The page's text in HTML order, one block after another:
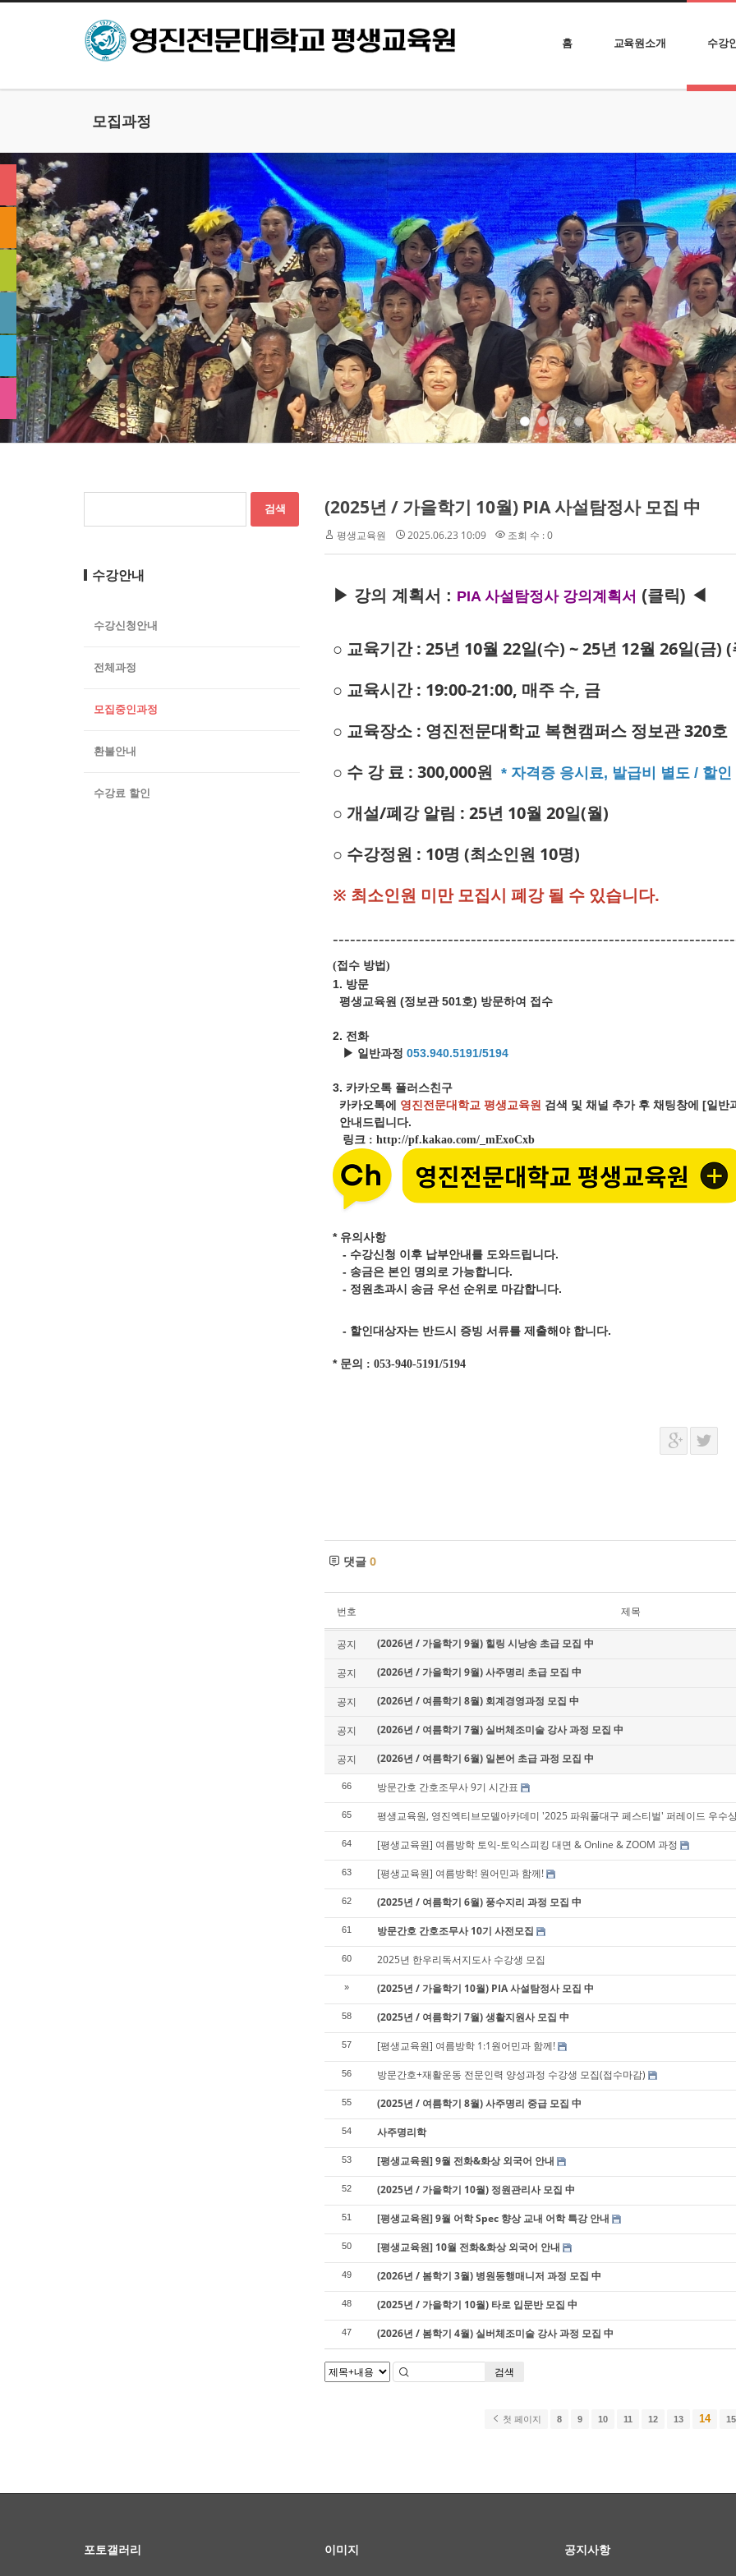
홈 교육원소개 수강
모집과정
(2025년 / 가을학기 10월) PIA 사설탐정사 모집 中
평생교육원 2025.06.23 10:09 조회 수 : 0
▶ 강의 계획서 : PIA 사설탐정사 강의계획서 (클릭) ◀
○ 교육기간: 25년 10월 22일(수) ~ 25년 12월 26일(금)
○ 교육시간 : 19:00-21:00, 매주 수, 금
○ 교육장소 : 영진전문대학교 복현캠퍼스 정보관 320호
○ 수 강 료 : 300,000원 * 자격증 응시료, 발급비 별도 / 할인
○ 개설/폐강 알림 : 25년 10월 20일(월)
○ 수강정원 : 10명 (최소인원 10명)
※ 최소인원 미만 모집시 폐강 될 수 있습니다.
(접수 방법 )
1. 방문
평생교육원 (정보관 501호) 방문하여 접수
2. 전화
▶ 일반과정 053.940.5191/5194
3. 카카오톡 플러스친구
카카오톡에 영진전문대학교 평생교육원 검색 및 채널 추가 후 채팅창에 [일반
안내드립니다.
링크 : http://pf.kakao.com/_mExoCxb
* 유의사항
- 수강신청 이후 납부안내를 도와드립니다.
- 송금은 본인 명의로 가능합니다.
- 정원초과시 송금 우선 순위로 마감합니다.
- 할인대상자는 반드시 증빙 서류를 제출해야 합니다.
* 문의 : 053-940-5191/5194
댓글 0
번호 제목
공지 (2026년 / 가을학기 9월) 힐링 시낭송 초급 모집 中
공지 (2026년 / 가을학기 9월) 사주명리 초급 모집 中
공지 (2026년 / 여름학기 8월) 회계경영과정 모집 中
공지 (2026년 / 여름학기 7월) 실버체조미술 강사 과정 모집 中
공지 (2026년 / 여름학기 6월) 일본어 초급 과정 모집 中
66 방문간호 간호조무사 9기 시간표
65 평생교육원, 영진엑티브모델아카데미 '2025 파워풀대구 페스티벌' 퍼레이드 우수
64 [평생교육원] 여름방학 토익-토익스피킹 대면 & Online & ZOOM 과정
63 [평생교육원] 여름방학! 원어민과 함께!
62 (2025년 / 여름학기 6월) 풍수지리 과정 모집 中
61 방문간호 간호조무사 10기 사전모집
60 2025년 한우리독서지도사 수강생 모집
» (2025년 / 가을학기 10월) PIA 사설탐정사 모집 中
58 (2025년 / 여름학기 7월) 생활지원사 모집 中
57 [평생교육원] 여름방학 1:1원어민과 함께!
56 방문간호+재활운동 전문인력 양성과정 수강생 모집(접수마감)
55 (2025년 / 여름학기 8월) 사주명리 중급 모집 中
54 사주명리학
53 [평생교육원] 9월 전화&화상 외국어 안내
52 (2025년 / 가을학기 10월) 정원관리사 모집 中
51 [평생교육원] 9월 어학 Spec 향상 교내 어학 특강 안내
50 [평생교육원] 10월 전화&화상 외국어 안내
49 (2026년 / 봄학기 3월) 병원동행매니저 과정 모집 中
48 (2025년 / 가을학기 10월) 타로 입문반 모집 中
47 (2026년 / 봄학기 4월) 실버체조미술 강사 과정 모집 中
검색
첫 페이지 8 9 10 11 12 13 14 15
수강안내
수강신청안내
전체과정
모집중인과정
환불안내
수강료 할인
포토갤러리 이미지 공지사항